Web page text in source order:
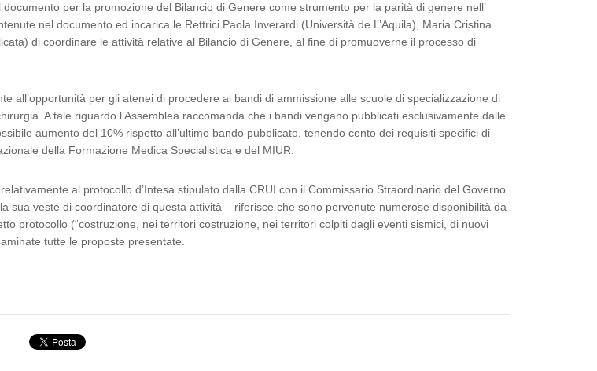
documento per la promozione del Bilancio di Genere come strumento per la parità di genere nell’
nel documento ed incarica le Rettrici Paola Inverardi (Università de L’Aquila), Maria Cristina
di coordinare le attività relative al Bilancio di Genere, al fine di promuoverne il processo di
all’opportunità per gli atenei di procedere ai bandi di ammissione alle scuole di specializzazione di
A tale riguardo l’Assemblea raccomanda che i bandi vengano pubblicati esclusivamente dalle
aumento del 10% rispetto all’ultimo bando pubblicato, tenendo conto dei requisiti specifici di
della Formazione Medica Specialistica e del MIUR.
al protocollo d’Intesa stipulato dalla CRUI con il Commissario Straordinario del Governo
sua veste di coordinatore di questa attività – riferisce che sono pervenute numerose disponibilità da
protocollo (“costruzione, nei territori costruzione, nei territori colpiti dagli eventi sismici, di nuovi
tutte le proposte presentate.